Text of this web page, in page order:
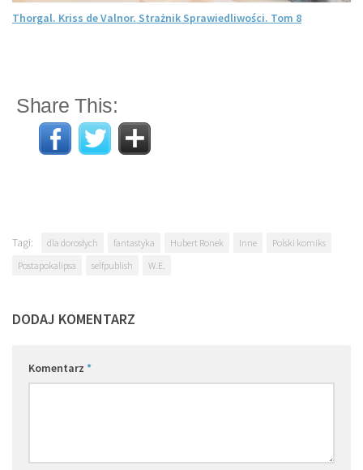
Thorgal. Kriss de Valnor. Strażnik Sprawiedliwości. Tom 8
Share This:
Tagi: dla dorosłych fantastyka Hubert Ronek Inne
Polski komiks
Postapokalipsa
selfpublish W.E.
DODAJ KOMENTARZ
Komentarz *